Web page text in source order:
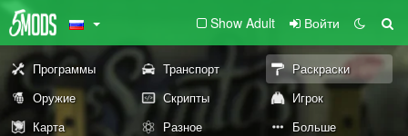
Show Adult Войти
Программы Транспорт
Раскраски
Оружие
Скрипты
Игрок
Карта
Разное Больше